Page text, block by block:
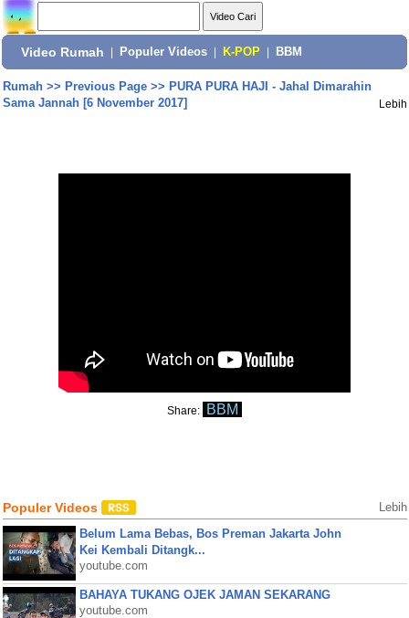
Video Rumah Populer Videos K-POP BBM
Rumah>> Previous Page>> PURA PURA HAJI - Jahal Dimarahin
Sama Jannah [6 November 2017]
Lebih
Share: BBM
Populer Videos Lebih
Belum Lama Bebas, Bos Preman Jakarta John
Kei Kembali Ditangk...
youtube.com
BAHAYA TUKANG OJEK JAMAN SEKARANG
youtube.com